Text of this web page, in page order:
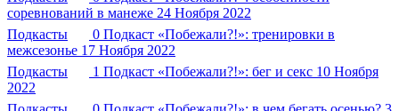
соревнований в манеже 24 Ноября 2022
Подкасты
0 Подкаст «Побежали?!»: тренировки в
межсезонье 17 Ноября 2022
Подкасты
1 Подкаст «Побежали?!»: бег и секс 10 Ноября
2022